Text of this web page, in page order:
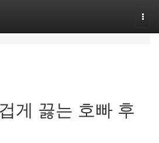
게 끓는 호빠 후